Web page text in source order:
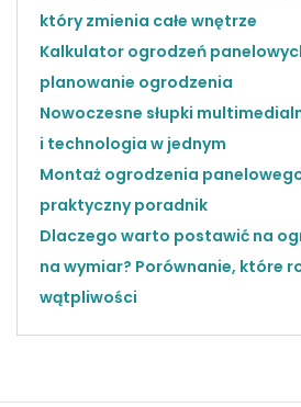
który zmienia całe wnętrze
Kalkulator ogrodzeń
planowanie ogrodzenia
Nowoczesne słupki
i technologia w jednym
Montaż ogrodzenia
praktyczny poradnik
Dlaczego warto postawić na
na wymiar? Porównanie, które
wątpliwości